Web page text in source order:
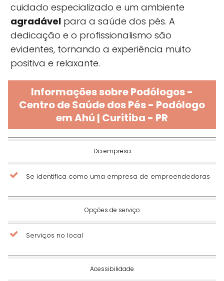
cuidado especializado e um ambiente
agradável para a saúde dos pés. A
dedicação e o profissionalismo são
evidentes, tornando a experiência muito
positiva e relaxante.
Informações sobre Podólogos -
Centro de Saúde dos Pés - Podólogo
em Ahú | Curitiba - PR
Da empresa
Se identifica como uma empresa de empreendedoras
Opções de serviço
Serviços no local
Acessibilidade